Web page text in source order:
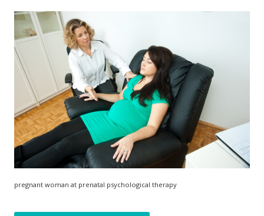
pregnant woman at prenatal psychological therapy